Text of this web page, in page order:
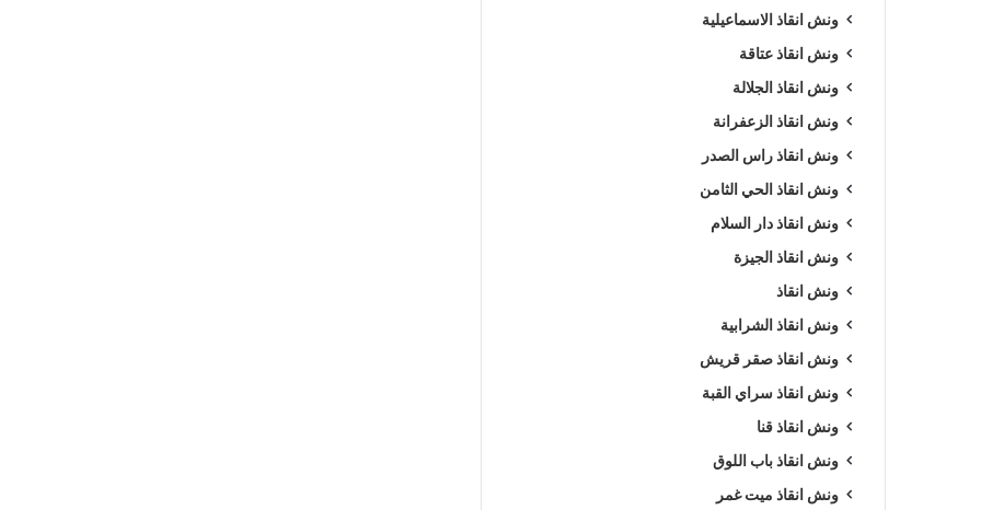
ونش انقاذ الاسماعيلية
ونش انقاذ عتاقة
ونش انقاذ الجلالة
ونش انقاذ الزعفرانة
ونش انقاذ راس الصدر
ونش انقاذ الحي الثامن
ونش انقاذ دار السلام
ونش انقاذ الجيزة
ونش انقاذ
ونش انقاذ الشرابية
ونش انقاذ صقر قريش
ونش انقاذ سراي القبة
ونش انقاذ قنا
ونش انقاذ باب اللوق
ونش انقاذ ميت غمر